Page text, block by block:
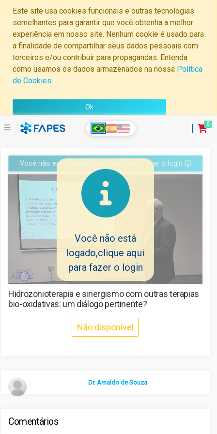
Este site usa cookies funcionais e outras tecnologias
semelhantes para garantir que você obtenha a melhor
experiência em nosso site. Nenhum cookie é usado para
a finalidade de compartilhar seus dados pessoais com
terceiros e/ou contribuir para propagandas. Entenda
como usamos os dados armazenados na nossa Política
de Cookies.
Ok
0
Minha
Conta
Perguntas
Frequentes
Sair
Você não está logado,clique aqui para fazer o login
Você não está
logado,clique aqui
para fazer o login
Hidrozonioterapia e sinergismo com outras terapias
bio-oxidativas: um diálogo pertinente?
Não disponível
Dr. Arnaldo de Souza
Comentários